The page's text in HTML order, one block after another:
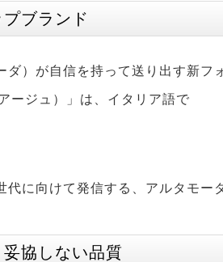
ブランド
）が自信を持って送り出す新フ
ージュ）」は、イタリア語で
に向けて発信する、アルタモ
協しない品質